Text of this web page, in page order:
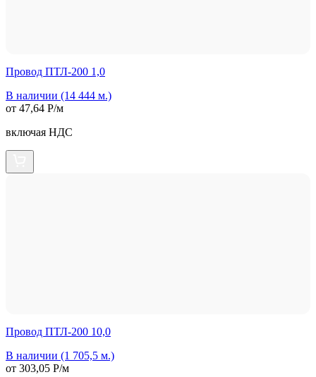
Провод ПТЛ-200 1,0
В наличии (14 444 м.)
от 47,64 Р/м
включая НДС
Провод ПТЛ-200 10,0
В наличии (1 705,5 м.)
от 303,05 Р/м